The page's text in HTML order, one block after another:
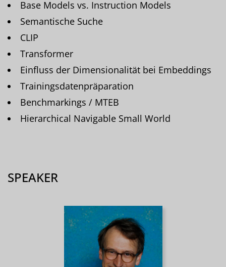
Base Models vs. Instruction Models
Semantische Suche
CLIP
Transformer
Einfluss der Dimensionalität bei Embeddings
Trainingsdatenpräparation
Benchmarkings / MTEB
Hierarchical Navigable Small World
SPEAKER